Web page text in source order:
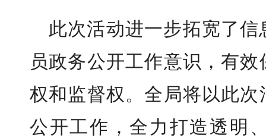
此次活动进一步拓宽了
员政务公开工作意识，有
权和监督权。全局将以此
公开工作，全力打造透明